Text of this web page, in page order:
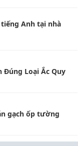
Anh tại nhà
Đúng Loại Ắc Quy
gạch ốp tường